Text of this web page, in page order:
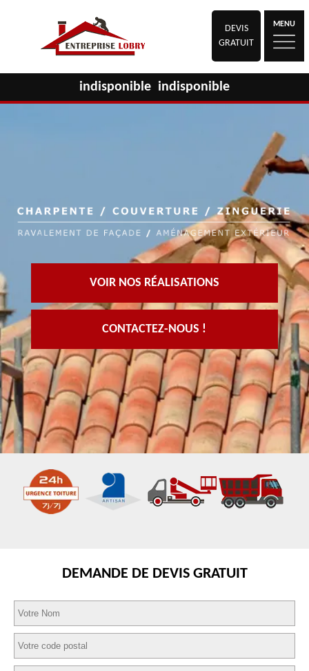
DEVIS
GRATUIT
MENU
indisponible indisponible
VOIR NOS RÉALISATIONS
CONTACTEZ-NOUS !
DEMANDE DE DEVIS GRATUIT